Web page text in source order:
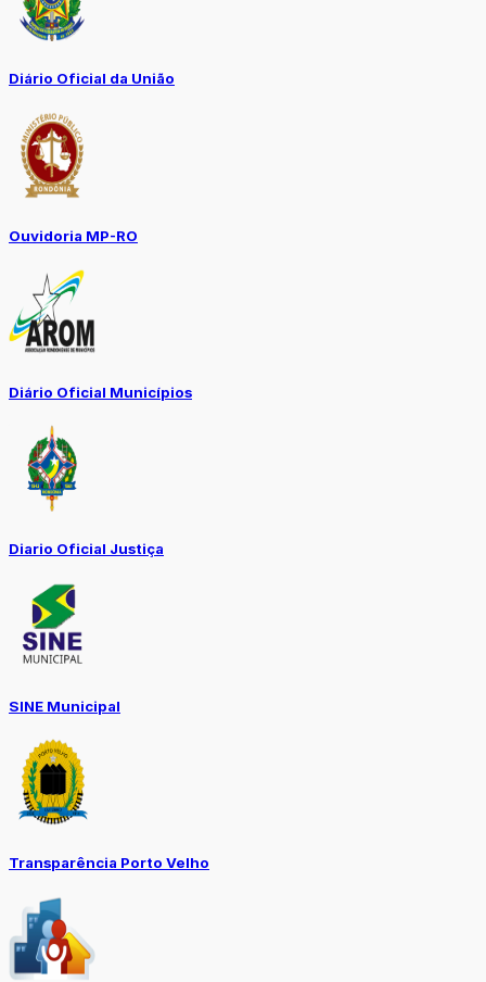
Diário Oficial da União
Ouvidoria MP-RO
Diário Oficial Municípios
Diario Oficial Justiça
SINE Municipal
Transparência Porto Velho